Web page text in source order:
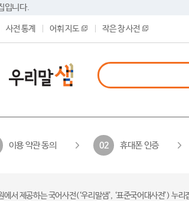
입니다.
사전 통계 어휘 지도 작은 창 사전
이용 약관 동의 02 휴대폰 인증
에서 제공하는 국어사전(‘우리말샘’, ‘표준국어대사전’) 누